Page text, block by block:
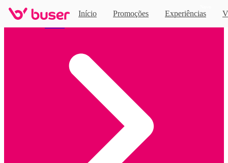
Início Promoções Experiências